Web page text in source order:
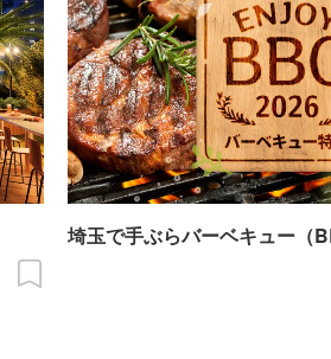
埼玉で手ぶらバーベキュー（